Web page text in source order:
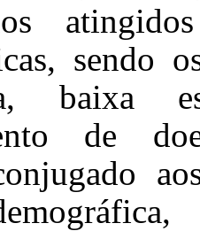
sendo
baixa
de